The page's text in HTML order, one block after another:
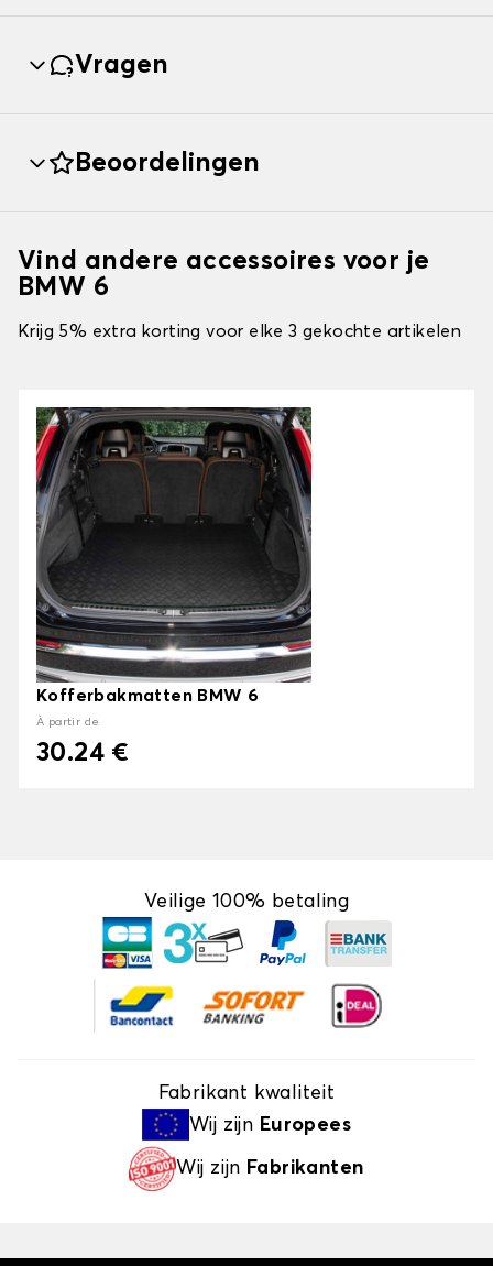
Vragen
Beoordelingen
Vind andere accessoires voor je
BMW 6
Krijg 5% extra korting voor elke 3 gekochte artikelen
Kofferbakmatten BMW 6
À partir de
30.24 €
Veilige 100% betaling
Fabrikant kwaliteit
Wij zijn Europees
Wij zijn Fabrikanten